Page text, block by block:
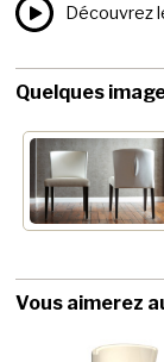
Découvrez
Quelques
Vous aimerez